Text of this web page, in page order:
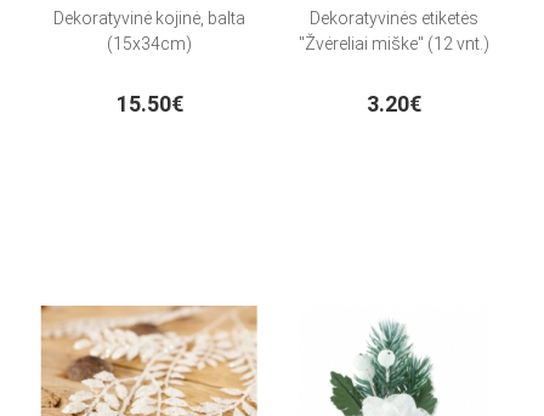
Dekoratyvinė kojinė, balta
(15x34cm)
15.50€
Dekoratyvinės etiketės
"Žvėreliai miške" (12 vnt.)
3.20€